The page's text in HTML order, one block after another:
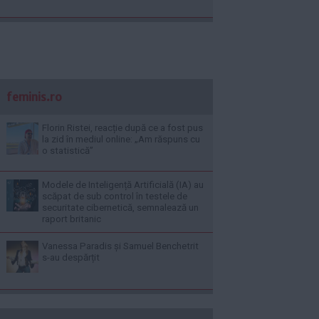
feminis.ro
Florin Ristei, reacție după ce a fost pus
la zid în mediul online: „Am răspuns cu
o statistică”
Modele de Inteligență Artificială (IA) au
scăpat de sub control în testele de
securitate cibernetică, semnalează un
raport britanic
Vanessa Paradis și Samuel Benchetrit
s-au despărțit